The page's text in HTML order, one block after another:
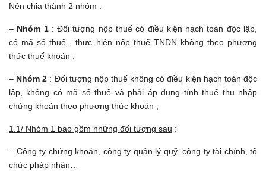
Nên chia thành 2 nhóm :
– Nhóm 1: Đối tượng nộp thuế có điều kiện hạch toán độc lập,
có mã số thuế , thực hiện nộp thuế TNDN không theo phương
thức thuế khoán ;
– Nhóm 2 : Đối tượng nộp thuế không có điều kiện hạch toán độc
lập, không có mã số thuế và phải áp dụng tính thuế thu nhập
chứng khoán theo phương thức khoán ;
1.1/ Nhóm 1 bao gồm những đối tượng sau :
– Công ty chứng khoán, công ty quản lý quỹ, công ty tài chính, tổ
chức pháp nhân…